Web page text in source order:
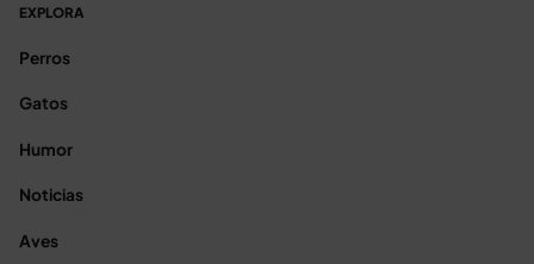
EXPLORA
Perros
Gatos
Humor
Noticias
Aves